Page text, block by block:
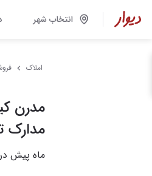
انتخاب شهر
املاک
مدارک
ماه پیش